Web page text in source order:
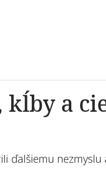
kĺby a
ďalšiemu nezmyslu